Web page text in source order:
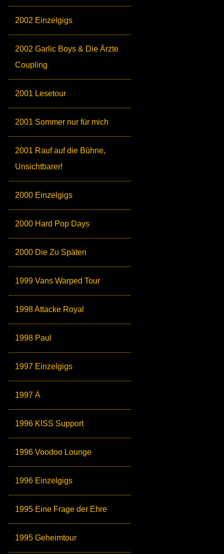
2002 Einzelgigs
2002 Garlic Boys & Die Ärzte
Coupling
2001 Lesetour
2001 Sommer nur für mich
2001 Rauf auf die Bühne,
Unsichtbarer!
2000 Einzelgigs
2000 Hard Pop Days
2000 Die Zu Späten
1999 Vans Warped Tour
1998 Attacke Royal
1998 Paul
1997 Einzelgigs
1997 Ä
1996 KISS Support
1996 Voodoo Lounge
1996 Einzelgigs
1995 Eine Frage der Ehre
1995 Geheimtour